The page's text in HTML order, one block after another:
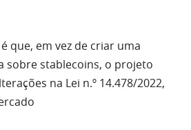
que, em vez de criar uma
sobre stablecoins, o projeto
na Lei n.º 14.478/2022,